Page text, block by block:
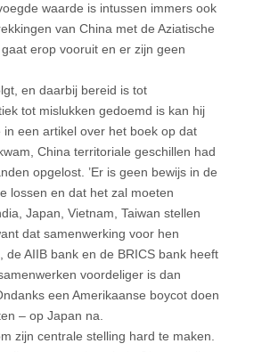
waarde is intussen immers ook
van China met de Aziatische
erop vooruit en er zijn geen
en daarbij bereid is tot
tot mislukken gedoemd is kan hij
een artikel over het boek op dat
China territoriale geschillen had
opgelost. ’Er is geen bewijs in de
lossen en dat het zal moeten
Japan, Vietnam, Taiwan stellen
dat samenwerking voor hen
AIIB bank en de BRICS bank heeft
voordeliger is dan
een Amerikaanse boycot doen
– op Japan na.
zijn centrale stelling hard te maken.